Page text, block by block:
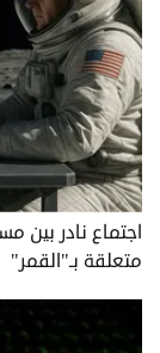
اجتماع نادر بين
متعلقة بـ"القمر"